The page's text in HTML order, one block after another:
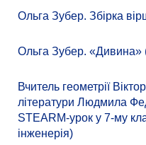
Ольга Зубер. Збірка
Ольга Зубер. «Дивина»
Вчитель геометрії
літератури Людмила
STEARM-урок у 7-му
інженерія)